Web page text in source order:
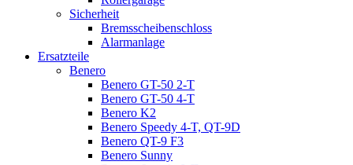
Sicherheit
Bremsscheibenschloss
Alarmanlage
Ersatzteile
Benero
Benero GT-50 2-T
Benero GT-50 4-T
Benero K2
Benero Speedy 4-T, QT-9D
Benero QT-9 F3
Benero Sunny